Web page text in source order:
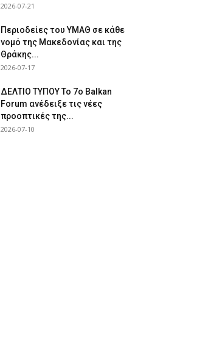
2026-07-21
Περιοδείες του ΥΜΑΘ σε κάθε
νομό της Μακεδονίας και της
Θράκης...
2026-07-17
ΔΕΛΤΙΟ ΤΥΠΟΥ Το 7ο Balkan
Forum ανέδειξε τις νέες
προοπτικές της...
2026-07-10